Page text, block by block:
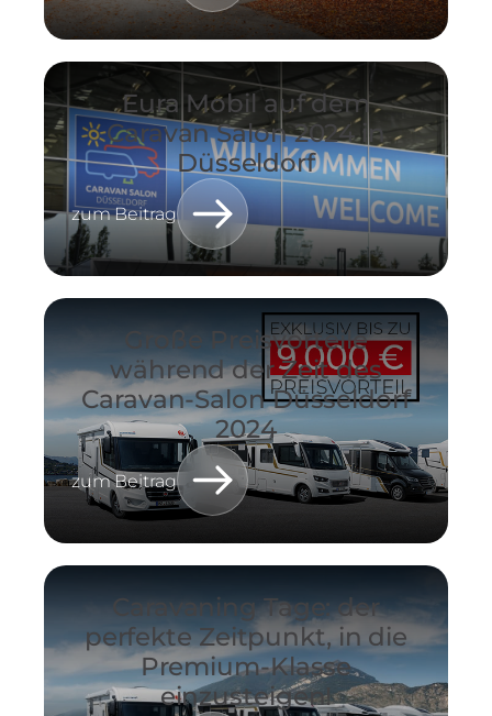
Eura Mobil auf dem
Caravan Salon 2024 in
Düsseldorf
zum Beitrag
Große Preisvorteile
während der Zeit des
Caravan-Salon Düsseldorf
2024
zum Beitrag
Caravaning Tage: der
perfekte Zeitpunkt, in die
Premium-Klasse
einzusteigen!